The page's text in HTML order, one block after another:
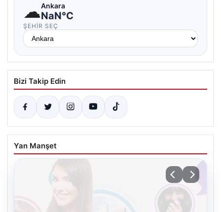
☁Ankara
NaN°C
ŞEHIR SEÇ
Bizi Takip Edin
Yan Manşet